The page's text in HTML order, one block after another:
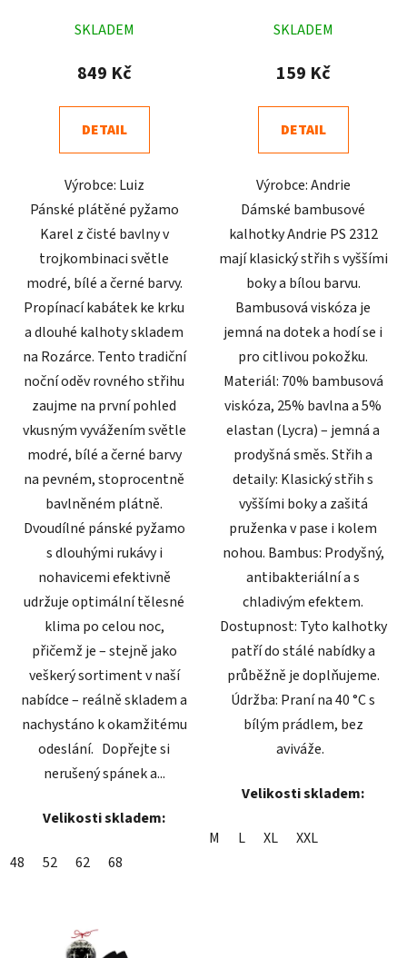
hodnocení
produktu
4,5
z
hvězdiček.
SKLADEM
849 Kč
DETAIL
Výrobce: Luiz
Pánské plátěné pyžamo
Karel z čisté bavlny v
trojkombinaci světle
modré, bílé a černé barvy.
Propínací kabátek ke krku
a dlouhé kalhoty skladem
na Rozárce. Tento tradiční
noční oděv rovného střihu
zaujme na první pohled
vkusným vyvážením světle
modré, bílé a černé barvy
na pevném, stoprocentně
bavlněném plátně.
Dvoudílné pánské pyžamo
s dlouhými rukávy i
nohavicemi efektivně
udržuje optimální tělesné
klima po celou noc,
přičemž je – stejně jako
veškerý sortiment v naší
nabídce – reálně skladem a
nachystáno k okamžitému
odeslání. Dopřejte si
nerušený spánek a...
Velikosti skladem:
48 52 62 68
hodnocení
produktu
4,7
z
hvězdiček.
SKLADEM
159 Kč
DETAIL
Výrobce: Andrie
Dámské bambusové
kalhotky Andrie PS 2312
mají klasický střih s vyššími
boky a bílou barvu.
Bambusová viskóza je
jemná na dotek a hodí se i
pro citlivou pokožku.
Materiál: 70% bambusová
viskóza, 25% bavlna a 5%
elastan (Lycra) – jemná a
prodyšná směs. Střih a
detaily: Klasický střih s
vyššími boky a zašitá
pruženka v pase i kolem
nohou. Bambus: Prodyšný,
antibakteriální a s
chladivým efektem.
Dostupnost: Tyto kalhotky
patří do stálé nabídky a
průběžně je doplňujeme.
Údržba: Praní na 40 °C s
bílým prádlem, bez
aviváže.
Velikosti skladem:
M L XL XXL